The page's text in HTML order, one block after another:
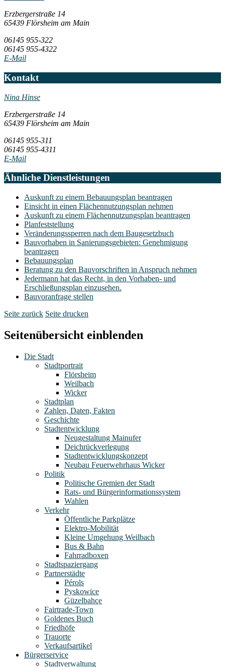
Erzbergerstraße 14
65439 Flörsheim am Main
06145 955-322
06145 955-4322
E-Mail
Kontakt
Nina Hinse
Erzbergerstraße 14
65439 Flörsheim am Main
06145 955-311
06145 955-4311
E-Mail
Ähnliche Dienstleistungen
Auskunft zu einem Bebauungsplan beantragen
Einsicht in einen Flächennutzungsplan nehmen
Auskunft zu einem Flächennutzungsplan beantragen
Planfeststellung
Veränderungssperren nach dem Baugesetzbuch
Bauvorhaben in Sanierungsgebieten: Genehmigung
beantragen
Bebauungsplan
Beratung zu den Bauvorschriften in Anspruch nehmen
Jedermann hat das Recht, in den Vorhaben- und
Erschließungsplan einzusehen.
Bauvoranfrage stellen
Seite zurück Seite drucken
Seitenübersicht einblenden
Die Stadt
Stadtportrait
Flörsheim
Weilbach
Wicker
Stadtplan
Zahlen, Daten, Fakten
Geschichte
Stadtentwicklung
Neugestaltung Mainufer
Deichrückverlegung
Stadtentwicklungskonzept
Neubau Feuerwehrhaus Wicker
Politik
Politische Gremien der Stadt
Rats- und Bürgerinformationssystem
Wahlen
Verkehr
Öffentliche Parkplätze
Elektro-Mobilität
Kleine Umgehung Weilbach
Bus & Bahn
Fahrradboxen
Stadtspaziergang
Partnerstädte
Pérols
Pyskowice
Güzelbahçe
Fairtrade-Town
Goldenes Buch
Friedhöfe
Trauorte
Verkaufsartikel
Bürgerservice
Stadtverwaltung